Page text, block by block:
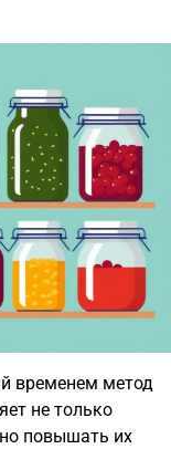
временем метод
не только
повышать их